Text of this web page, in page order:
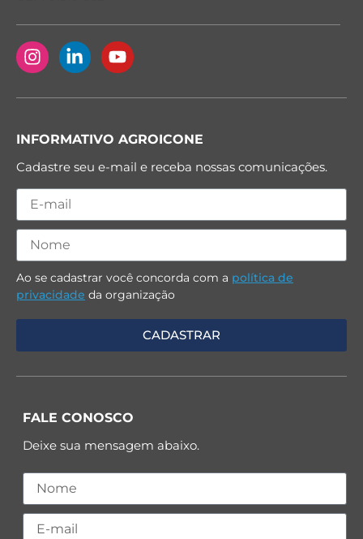
INFORMATIVO AGROICONE
Cadastre seu e-mail e receba nossas comunicações.
Ao se cadastrar você concorda com a política de
privacidade da organização
FALE CONOSCO
Deixe sua mensagem abaixo.